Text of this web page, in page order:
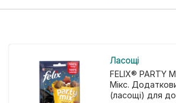
Ласощі
FELIX® PARTY
Мікс.
(ласощі) для